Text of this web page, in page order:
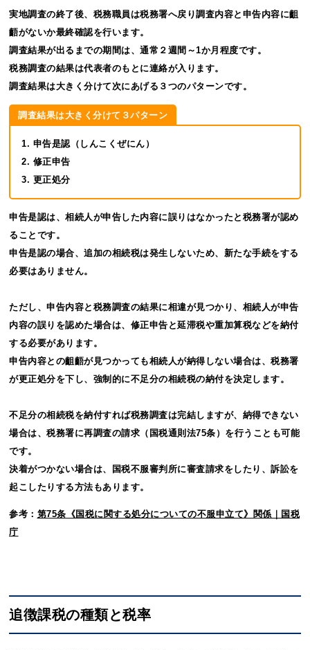
実地調査の終了後、税務職員は税務署へ戻り調査内容と申告内容に齟
齬がないか最終確認を行います。
調査結果が出るまでの期間は、通常２週間～1か月程度です。
税務調査の結果は代表者のもとに連絡が入ります。
調査結果は大きく分けて次にあげる３つのパターンです。
調査結果は大きく分けて３パターン
申告是認（しんこくぜにん）
修正申告
更正処分
申告是認は、相続人が申告した内容に誤りはなかったと税務署が認め
ることです。
申告是認の場合、追加の相続税は発生しないため、新たな手続をする
必要はありません。
ただし、申告内容と税務調査の結果に相違が見つかり、相続人が申告
内容の誤りを認めた場合は、修正申告と延滞税や重加算税などを納付
する必要があります。
申告内容との齟齬が見つかっても相続人が納得しない場合は、税務署
が更正処分を下し、強制的に不足分の相続税の納付を決定します。
不足分の相続税を納付すれば税務調査は完結しますが、納得できない
場合は、税務署に再調査の請求（国税通則法75条）を行うことも可能
です。
決着がつかない場合は、国税不服審判所に審査請求をしたり、訴訟を
起こしたりする方法もあります。
参考： 第75条《国税に関する処分についての不服申立て》関係｜国税
庁
追徴課税の種類と税率